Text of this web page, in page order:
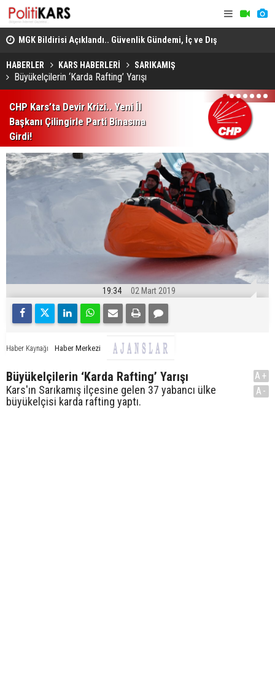
MGK Bildirisi Açıklandı.. Güvenlik Gündemi, İç ve Dış
Politika Başlıkları Değerlendirildi!
HABERLER KARS HABERLERİ SARIKAMIŞ
Büyükelçilerin ‘Karda Rafting’ Yarışı
CHP Kars’ta Devir Krizi.. Yeni İl
Başkanı Çilingirle Parti Binasına
Girdi!
1 2 3 4 5 6 7
19:34 02 Mart 2019
Haber Kaynağı Haber Merkezi
Büyükelçilerin ‘Karda Rafting’ Yarışı
Kars'ın Sarıkamış ilçesine gelen 37 yabancı ülke
büyükelçisi karda rafting yaptı.
A+
A-